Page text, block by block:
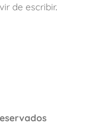
de escribir.